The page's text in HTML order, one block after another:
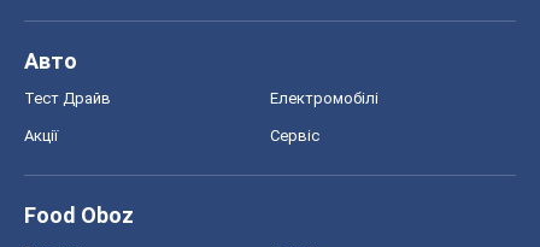
Авто
Тест Драйв Електромобілі
Акції Сервіс
Food Oboz